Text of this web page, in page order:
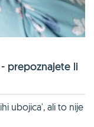
prepoznajete li
ubojica', ali to nije